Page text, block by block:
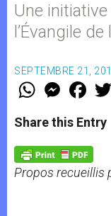
Une
l’Évangile de
SEPTEMBRE 21,
W
t
s
p
p
M
e
s
e
g
e
r
F
a
e
b
o
k
Share this Entry
Propos recueillis